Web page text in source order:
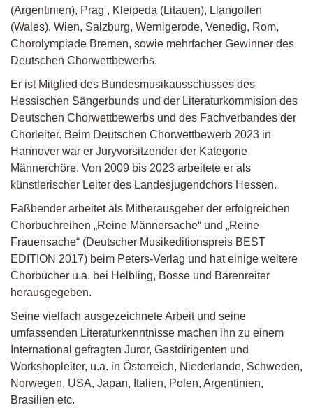
(Argentinien), Prag , Kleipeda (Litauen), Llangollen
(Wales), Wien, Salzburg, Wernigerode, Venedig, Rom,
Chorolympiade Bremen, sowie mehrfacher Gewinner des
Deutschen Chorwettbewerbs.
Er ist Mitglied des Bundesmusikausschusses des
Hessischen Sängerbunds und der Literaturkommision des
Deutschen Chorwettbewerbs und des Fachverbandes der
Chorleiter. Beim Deutschen Chorwettbewerb 2023 in
Hannover war er Juryvorsitzender der Kategorie
Männerchöre. Von 2009 bis 2023 arbeitete er als
künstlerischer Leiter des Landesjugendchors Hessen.
Faßbender arbeitet als Mitherausgeber der erfolgreichen
Chorbuchreihen „Reine Männersache“ und „Reine
Frauensache“ (Deutscher Musikeditionspreis BEST
EDITION 2017) beim Peters-Verlag und hat einige weitere
Chorbücher u.a. bei Helbling, Bosse und Bärenreiter
herausgegeben.
Seine vielfach ausgezeichnete Arbeit und seine
umfassenden Literaturkenntnisse machen ihn zu einem
International gefragten Juror, Gastdirigenten und
Workshopleiter, u.a. in Österreich, Niederlande, Schweden,
Norwegen, USA, Japan, Italien, Polen, Argentinien,
Brasilien etc.